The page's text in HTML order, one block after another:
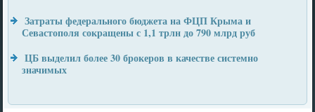
Затраты федерального бюджета на ФЦП Крыма и
Севастополя сокращены с 1,1 трлн до 790 млрд руб
ЦБ выделил более 30 брокеров в качестве системно
значимых